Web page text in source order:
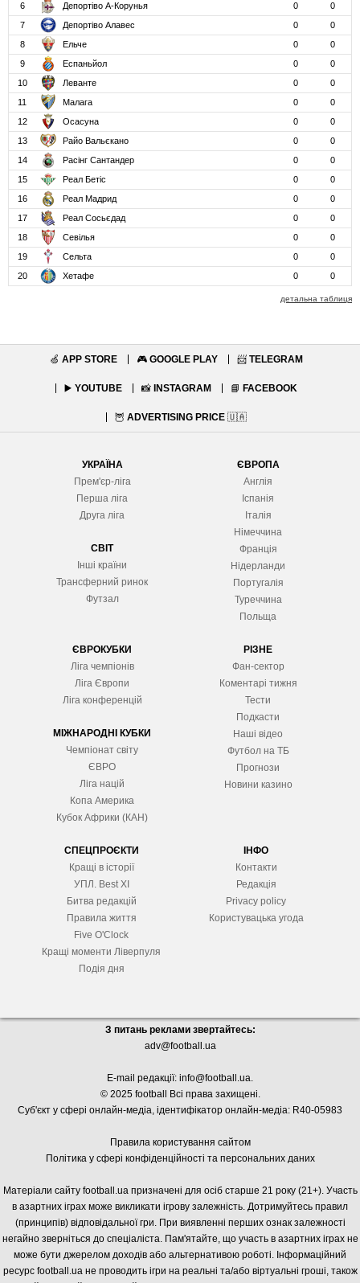
6
Депортіво А-Корунья 0
0
7
Депортіво Алавес 0
0
8
Ельче 0
0
9
Еспаньйол 0
0
10
Леванте 0
0
11
Малага 0
0
12
Осасуна 0
0
13
Райо Вальєкано 0
0
14
Расінг Сантандер 0
0
15
Реал Бетіс 0
0
16
Реал Мадрид 0
0
17
Реал Сосьєдад 0
0
18
Севілья 0
0
19
Сельта 0
0
20
Хетафе 0 0
детальна таблиця
🍏 APP STORE 🎮 GOOGLE PLAY 📨 TELEGRAM
▶️ YOUTUBE 📸 INSTAGRAM 📘 FACEBOOK
🦉 ADVERTISING PRICE 🇺🇦
УКРАЇНА
Прем'єр-ліга
Перша ліга
Друга ліга
СВІТ
Інші країни
Трансферний ринок
Футзал
ЄВРОПА
Англія
Іспанія
Італія
Німеччина
Франція
Нідерланди
Португалія
Туреччина
Польща
ЄВРОКУБКИ
Ліга чемпіонів
Ліга Європи
Ліга конференцій
МІЖНАРОДНІ КУБКИ
Чемпіонат світу
ЄВРО
Ліга націй
Копа Америка
Кубок Африки (КАН)
РІЗНЕ
Фан-сектор
Коментарі тижня
Тести
Подкасти
Наші відео
Футбол на ТБ
Прогнози
Новини казино
СПЕЦПРОЄКТИ
Кращі в історії
УПЛ. Best XІ
Битва редакцій
Правила життя
Five O'Clock
Кращі моменти Ліверпуля
Подія дня
ІНФО
Контакти
Редакція
Privacy policy
Користувацька угода
З питань реклами звертайтесь:
adv@football.ua
E-mail редакції: info@football.ua.
© 2025 football Всі права захищені.
Суб'єкт у сфері онлайн-медіа, ідентифікатор онлайн-медіа: R40-05983
Правила користування сайтом
Політика у сфері конфіденційності та персональних даних
Матеріали сайту football.ua призначені для осіб старше 21 року (21+). Участь
в азартних іграх може викликати ігрову залежність. Дотримуйтесь правил
(принципів) відповідальної гри. При виявленні перших ознак залежності
негайно зверніться до спеціаліста. Пам'ятайте, що участь в азартних іграх не
може бути джерелом доходів або альтернативою роботі. Інформаційний
ресурс football.ua не проводить ігри на реальні та/або віртуальні гроші, також